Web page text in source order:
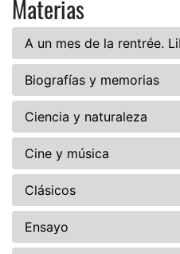
Materias
A un mes de la rentrée.
Biografías y memorias
Ciencia y naturaleza
Cine y música
Clásicos
Ensayo